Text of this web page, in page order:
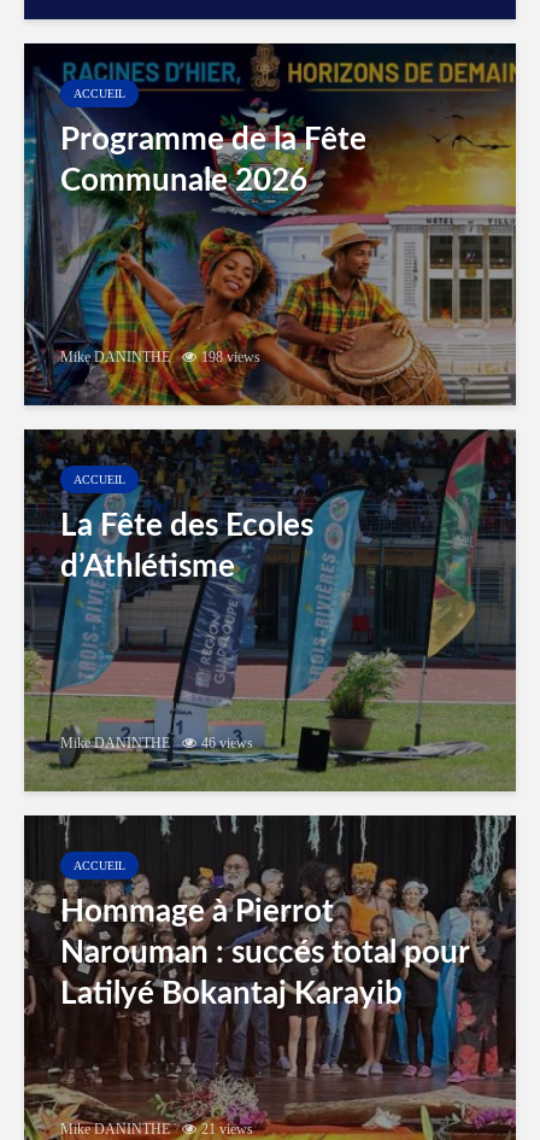
ACCUEIL
Programme de la Fête
Communale 2026
Mike DANINTHE 198 views
ACCUEIL
La Fête des Ecoles
d’Athlétisme
Mike DANINTHE 46 views
ACCUEIL
Hommage à Pierrot
Narouman : succés total pour
Latilyé Bokantaj Karayib
Mike DANINTHE 21 views